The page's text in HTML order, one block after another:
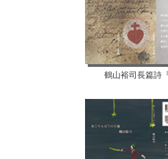
鶴山裕司長篇詩